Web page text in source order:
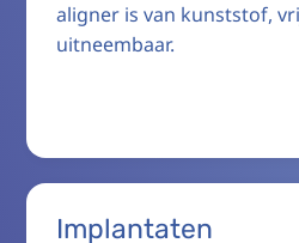
aligner is van kunststof,
uitneembaar.
Implantaten